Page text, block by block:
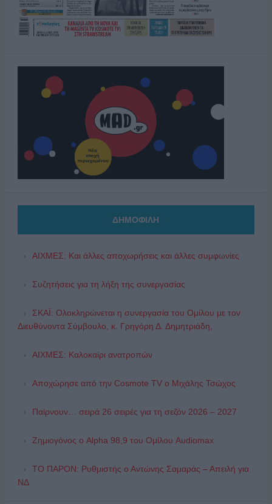
ΔΗΜΟΦΙΛΗ
ΑΙΧΜΕΣ: Και άλλες αποχωρήσεις και άλλες συμφωνίες
Συζητήσεις για τη λήξη της συνεργασίας
ΣΚΑΪ: Ολοκληρώνεται η συνεργασία του Ομίλου με τον
Διευθύνοντα Σύμβουλο, κ. Γρηγόρη Δ. Δημητριάδη,
ΑΙΧΜΕΣ: Καλοκαίρι ανατροπών
Αποχώρησε από την Cosmote TV o Μιχάλης Τσώχος
Παίρνουν… σειρά 26 σειρές για τη σεζόν 2026 – 2027
Ζημιογόνος ο Alpha 98,9 του Ομίλου Audiomax
ΤΟ ΠΑΡΟΝ: Ρυθμιστής ο Αντώνης Σαμαράς – Απειλή για
ΝΔ